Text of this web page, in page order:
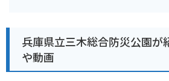
兵庫県立三木総合防災公園が
や動画